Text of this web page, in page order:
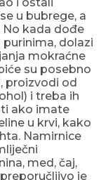
u bubrege, a
No kada dođe
dolazi
mokraćne
su posebno
proizvodi od
i treba ih
ako imate
u krvi, kako
Namirnice
med, čaj,
je